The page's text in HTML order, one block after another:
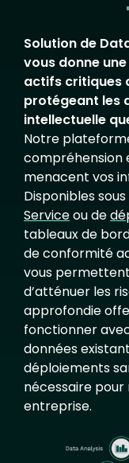
Solution de
vous donne
actifs critiques
protégeant les
intellectuelle
Notre
compréhension
menacent vos
Disponibles
Serviceou de
tableaux de
de conformité
vous
d’atténuer les
approfondie
fonctionner
données
déploiements
nécessaire
entreprise.